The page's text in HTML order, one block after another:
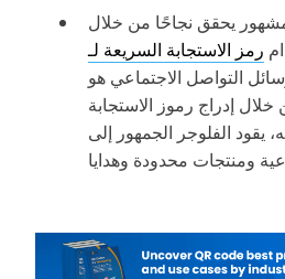
يحقق نجاحًا من خلال
التواصل الاجتماعي هو
خلال إدراج رموز الاستجابة
يقود الفلوجر الجمهور إلى